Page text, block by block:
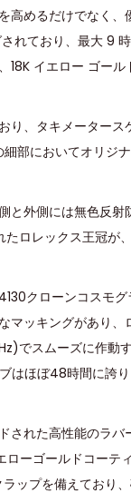
高めるだけでなく、
れており、最大 9
イエロー ゴー
、タキメータース
部においてオリジ
と外側には無色反
ロレックス王冠が
クローンコスモ
マッキングがあり
でスムーズに作動
ほぼ48時間に誇
された高性能のラバ
ーゴールドコーテ
ップを備えており